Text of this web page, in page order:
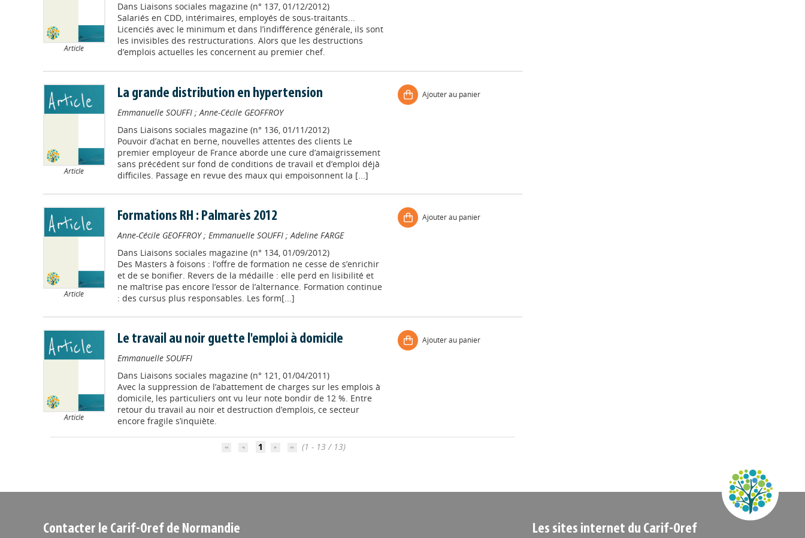
Article
Dans Liaisons sociales magazine (n° 137, 01/12/2012)
Salariés en CDD, intérimaires, employés de sous-traitants...
Licenciés avec le minimum et dans l’indifférence générale, ils sont
les invisibles des restructurations. Alors que les destructions
d’emplois actuelles les concernent au premier chef.
Article
La grande distribution en hypertension
Emmanuelle SOUFFI; Anne-Cécile GEOFFROY
Dans Liaisons sociales magazine (n° 136, 01/11/2012)
Pouvoir d’achat en berne, nouvelles attentes des clients Le
premier employeur de France aborde une cure d’amaigrissement
sans précédent sur fond de conditions de travail et d’emploi déjà
difficiles. Passage en revue des maux qui empoisonnent la [...]
Ajouter au panier
Article
Formations RH : Palmarès 2012
Anne-Cécile GEOFFROY; Emmanuelle SOUFFI;Adeline FARGE
Dans Liaisons sociales magazine (n° 134, 01/09/2012)
Des Masters à foisons : l’offre de formation ne cesse de s’enrichir
et de se bonifier. Revers de la médaille : elle perd en lisibilité et
ne maîtrise pas encore l’essor de l’alternance. Formation continue
: des cursus plus responsables. Les form[...]
Ajouter au panier
Article
Le travail au noir guette l'emploi à domicile
Emmanuelle SOUFFI
Dans Liaisons sociales magazine (n° 121, 01/04/2011)
Avec la suppression de l’abattement de charges sur les emplois à
domicile, les particuliers ont vu leur note bondir de 12 %. Entre
retour du travail au noir et destruction d’emplois, ce secteur
encore fragile s’inquiète.
Ajouter au panier
1 (1 - 13 / 13)
Contacter le Carif-Oref de Normandie Les sites internet du Carif-Oref